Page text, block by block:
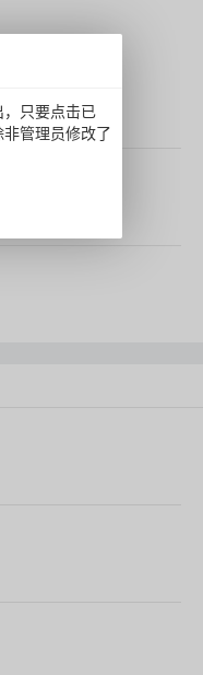
只要点击已
管理员修改了